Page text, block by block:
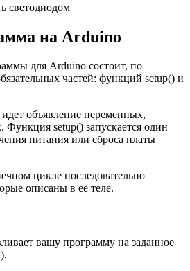
светодиодом
на Arduino
для Arduino состоит, по
частей: функций setup() и
идет объявление переменных,
Функция setup() запускается один
питания или сброса платы
цикле последовательно
описаны в ее теле.
вашу программу на заданное